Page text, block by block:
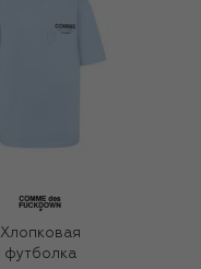
Хлопковая
футболка